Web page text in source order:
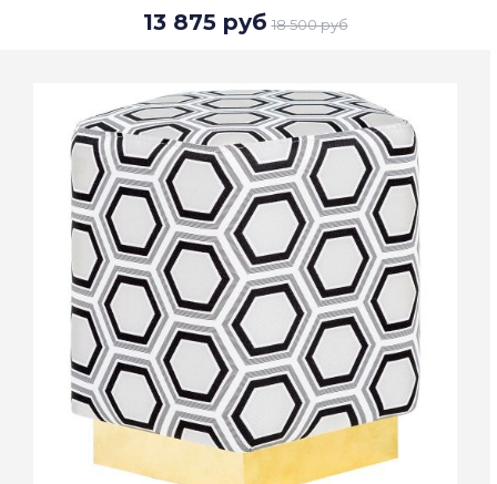
13 875 руб 18 500 руб